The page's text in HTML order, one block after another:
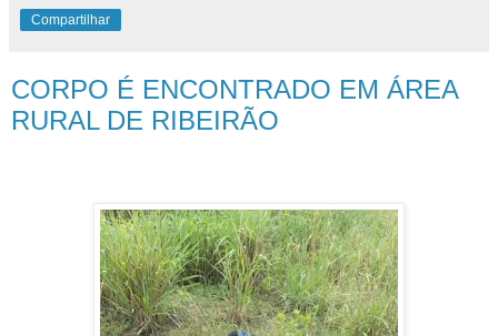
Compartilhar
CORPO É ENCONTRADO EM ÁREA
RURAL DE RIBEIRÃO